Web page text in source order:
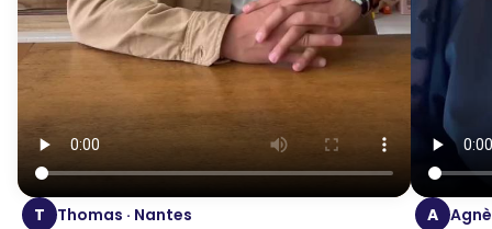
T Thomas · Nantes A